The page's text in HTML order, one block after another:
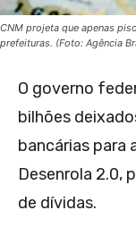
CNM projeta que apenas
prefeituras. (Foto: Agência
O governo
bilhões
bancárias para
Desenrola 2.0,
de dívidas.